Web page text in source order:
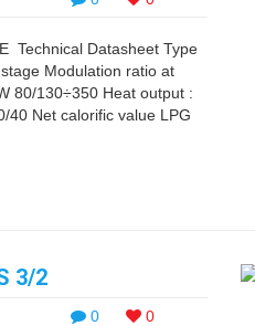
Technical Datasheet Type
Modulation ratio at
80/130÷350 Heat output :
40 Net calorific value LPG
3/2
0 0